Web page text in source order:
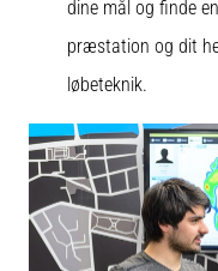
dine mål og finde
præstation og dit
løbeteknik.